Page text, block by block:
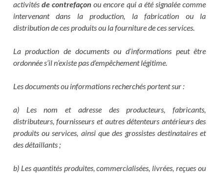
activitésde contrefaçon ou encore qui a été signalée comme
intervenant dans la production, la fabrication ou la
distribution de ces produits ou la fourniture de ces services.
La production de documents ou d’informations peut être
ordonnée s’il n’existe pas d’empêchement légitime.
Les documents ou informations recherchés portent sur :
a) Les nom et adresse des producteurs, fabricants,
distributeurs, fournisseurs et autres détenteurs antérieurs des
produits ou services, ainsi que des grossistes destinataires et
des détaillants ;
b) Les quantités produites, commercialisées, livrées, reçues ou